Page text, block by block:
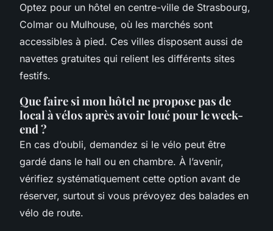
Optez pour un hôtel en centre-ville de Strasbourg,
Colmar ou Mulhouse, où les marchés sont
accessibles à pied. Ces villes disposent aussi de
navettes gratuites qui relient les différents sites
festifs.
Que faire si mon hôtel ne propose pas de
local à vélos après avoir loué pour le week-
end ?
En cas d’oubli, demandez si le vélo peut être
gardé dans le hall ou en chambre. À l’avenir,
vérifiez systématiquement cette option avant de
réserver, surtout si vous prévoyez des balades en
vélo de route.